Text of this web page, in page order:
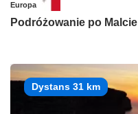
Europa
Podróżowanie po Malcie
Dystans 31 km